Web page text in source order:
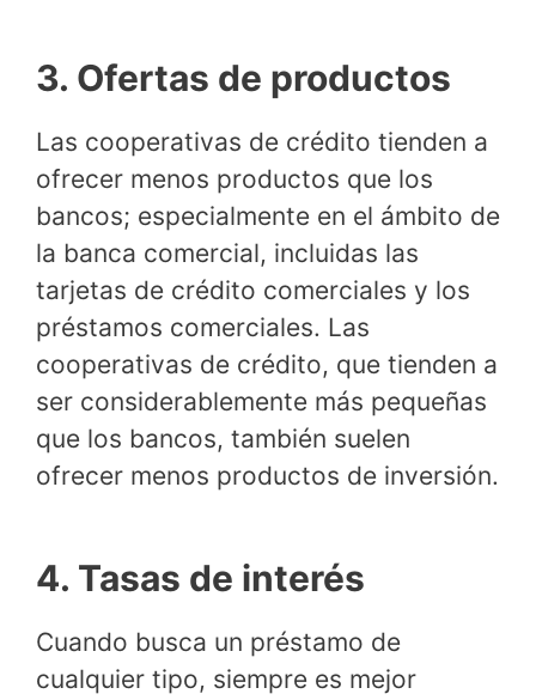
3. Ofertas de productos
Las cooperativas de crédito tienden a
ofrecer menos productos que los
bancos; especialmente en el ámbito de
la banca comercial, incluidas las
tarjetas de crédito comerciales y los
préstamos comerciales. Las
cooperativas de crédito, que tienden a
ser considerablemente más pequeñas
que los bancos, también suelen
ofrecer menos productos de inversión.
4. Tasas de interés
Cuando busca un préstamo de
cualquier tipo, siempre es mejor